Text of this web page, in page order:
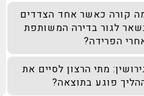
קורה כאשר אחד הצדדים
לגור בדירה המשותפת
הפרידה?
מתי הרצון לסיים את
פוגע בתוצאה?